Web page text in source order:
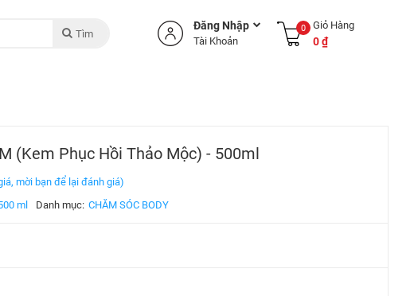
Tìm
Đăng Nhập
Tài Khoản
0 Giỏ Hàng
0 ₫
(Kem Phục Hồi Thảo Mộc) - 500ml
mời bạn để lại đánh giá)
ml Danh mục: CHĂM SÓC BODY